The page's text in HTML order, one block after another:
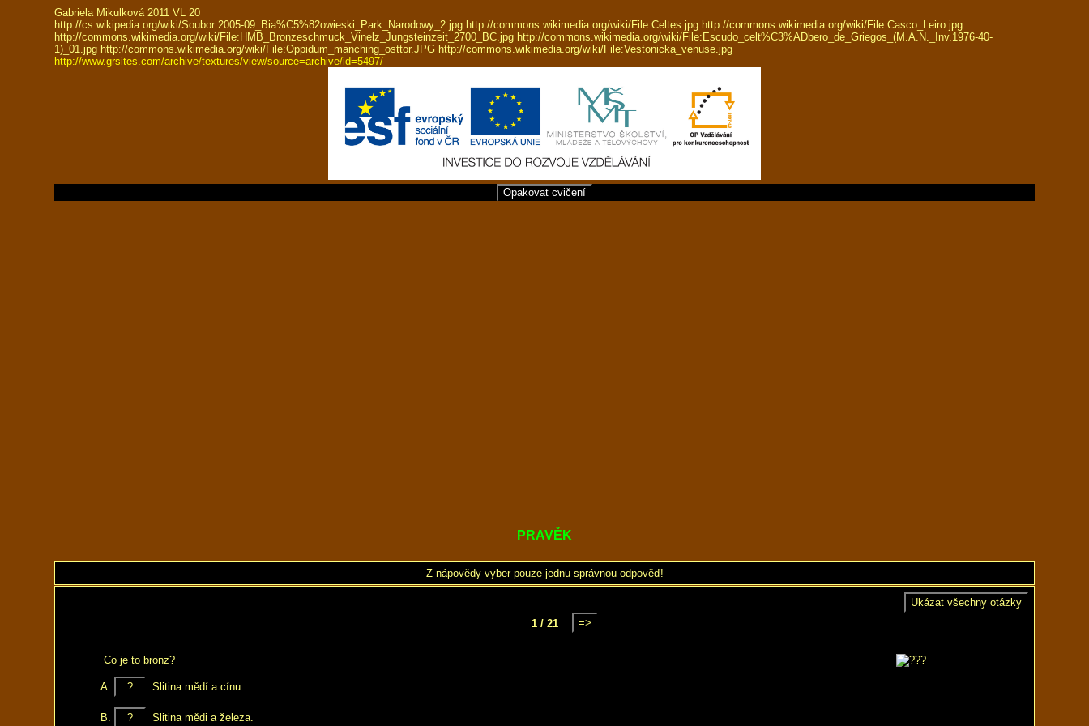
Gabriela Mikulková 2011 VL 20
http://cs.wikipedia.org/wiki/Soubor:2005-09_Bia%C5%82owieski_Park_Narodowy_2.jpg http://commons.wikimedia.org/wiki/File:Celtes.jpg http://commons.wikimedia.org/wiki/File:Casco_Leiro.jpg
http://commons.wikimedia.org/wiki/File:HMB_Bronzeschmuck_Vinelz_Jungsteinzeit_2700_BC.jpg http://commons.wikimedia.org/wiki/File:Escudo_celt%C3%ADbero_de_Griegos_(M.A.N._Inv.1976-40-
1)_01.jpg http://commons.wikimedia.org/wiki/File:Oppidum_manching_osttor.JPG http://commons.wikimedia.org/wiki/File:Vestonicka_venuse.jpg
http://www.grsites.com/archive/textures/view/source=archive/id=5497/
Opakovat cvičení
PRAVĚK
Z nápovědy vyber pouze jednu správnou odpověď!
Ukázat všechny otázky
1 / 21
=>
Co je to bronz?
? Slitina mědí a cínu.
? Slitina mědi a železa.